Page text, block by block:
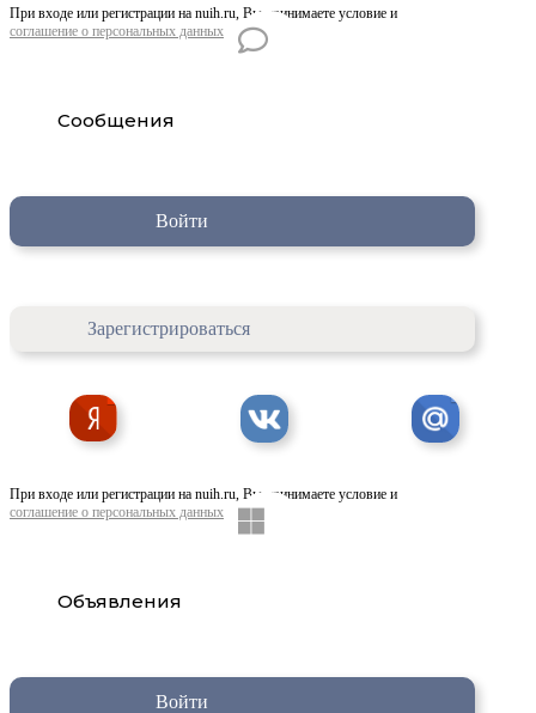
При входе или регистрации на nuih.ru, Вы принимаете условие и
соглашение о персональных данных
Сообщения
Войти
Зарегистрироваться
При входе или регистрации на nuih.ru, Вы принимаете условие и
соглашение о персональных данных
Объявления
Войти